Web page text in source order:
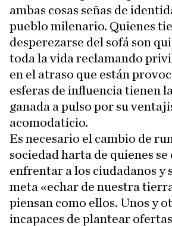
ambas cosas señas de
pueblo milenario. Quienes
desperezarse del sofá son
toda la vida reclamando
en el atraso que están
esferas de influencia tienen
ganada a pulso por su
acomodaticio.
Es necesario el cambio de
sociedad harta de quienes se
enfrentar a los ciudadanos y
meta «echar de nuestra
piensan como ellos. Unos y
incapaces de plantear